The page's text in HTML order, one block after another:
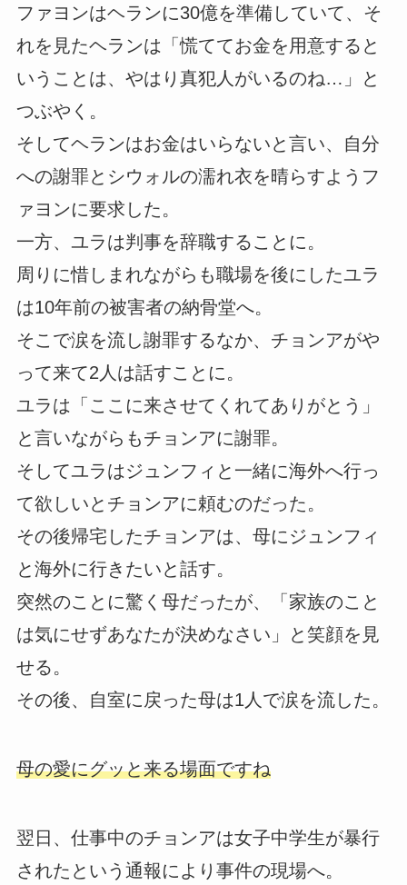
ファヨンはヘランに30億を準備していて、そ
れを見たヘランは「慌ててお金を用意すると
いうことは、やはり真犯人がいるのね…」と
つぶやく。
そしてヘランはお金はいらないと言い、自分
への謝罪とシウォルの濡れ衣を晴らすようフ
ァヨンに要求した。
一方、ユラは判事を辞職することに。
周りに惜しまれながらも職場を後にしたユラ
は10年前の被害者の納骨堂へ。
そこで涙を流し謝罪するなか、チョンアがや
って来て2人は話すことに。
ユラは「ここに来させてくれてありがとう」
と言いながらもチョンアに謝罪。
そしてユラはジュンフィと一緒に海外へ行っ
て欲しいとチョンアに頼むのだった。
その後帰宅したチョンアは、母にジュンフィ
と海外に行きたいと話す。
突然のことに驚く母だったが、「家族のこと
は気にせずあなたが決めなさい」と笑顔を見
せる。
その後、自室に戻った母は1人で涙を流した。
母の愛にグッと来る場面ですね
翌日、仕事中のチョンアは女子中学生が暴行
されたという通報により事件の現場へ。